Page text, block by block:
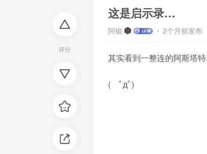
评分
这是启示录…
阿银 2个月前发布
其实看到一整连的阿斯塔
( ﾟдﾟ)